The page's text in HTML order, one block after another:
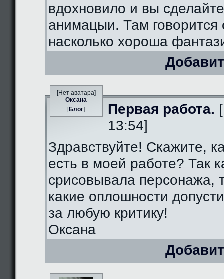
вдохновило и вы
анимацыи. Там говорится
насколько хороша
[Нет аватара]
Оксана
[Блог] Первая работа.
13:54]
Здравствуйте! Скажите,
есть в моей работе? Так
срисовывала персонажа,
какие оплошности
за любую критику!
Оксана